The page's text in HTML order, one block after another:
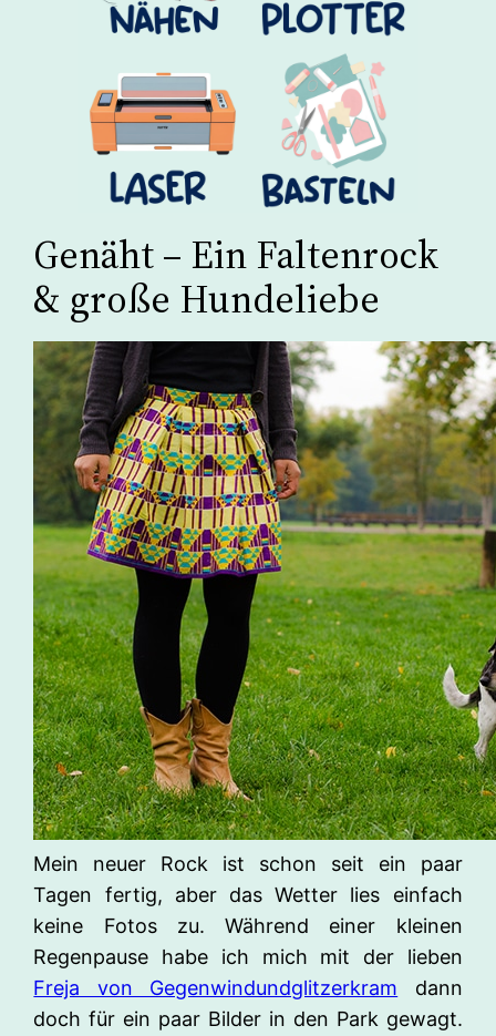
Genäht – Ein Faltenrock
& große Hundeliebe
Mein neuer Rock ist schon seit ein paar
Tagen fertig, aber das Wetter lies einfach
keine Fotos zu. Während einer kleinen
Regenpause habe ich mich mit der lieben
Freja von Gegenwindundglitzerkram dann
doch für ein paar Bilder in den Park gewagt.